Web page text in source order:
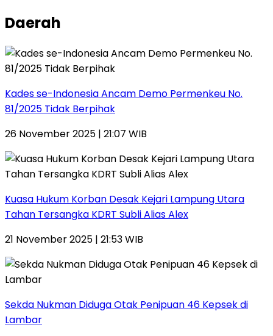
Daerah
Kades se-Indonesia Ancam Demo Permenkeu No.
81/2025 Tidak Berpihak
26 November 2025 | 21:07 WIB
Kuasa Hukum Korban Desak Kejari Lampung Utara
Tahan Tersangka KDRT Subli Alias Alex
21 November 2025 | 21:53 WIB
Sekda Nukman Diduga Otak Penipuan 46 Kepsek di
Lambar